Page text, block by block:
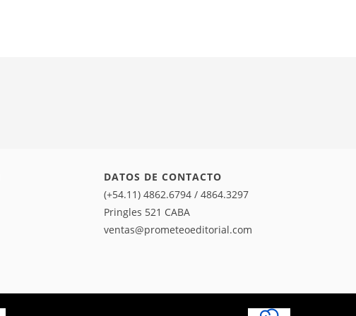
DATOS DE CONTACTO
(+54.11) 4862.6794 / 4864.3297
Pringles 521 CABA
ventas@prometeoeditorial.com